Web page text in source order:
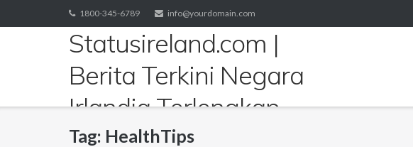
to
1800-345-6789 info@yourdomain.com
Statusireland.com |
Berita Terkini Negara
Irlandia Terlengkap
Tag: HealthTips